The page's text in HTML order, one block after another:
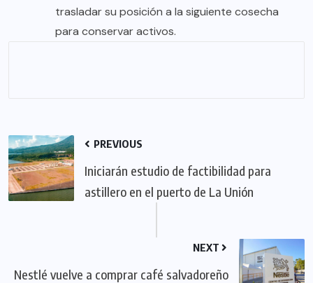
trasladar su posición a la siguiente cosecha
para conservar activos.
PREVIOUS
Iniciarán estudio de factibilidad para
astillero en el puerto de La Unión
NEXT
Nestlé vuelve a comprar café salvadoreño